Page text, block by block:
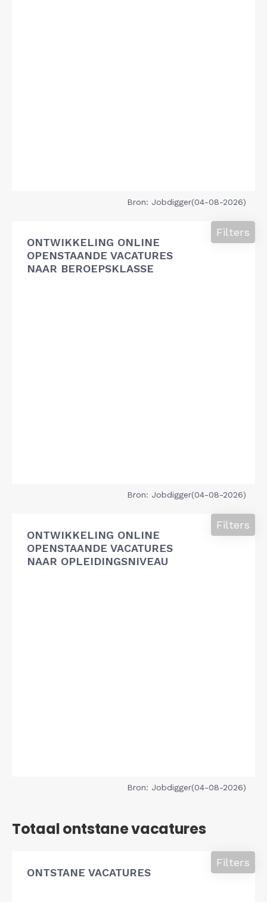
Bron: Jobdigger(04-08-2026)
ONTWIKKELING ONLINE
OPENSTAANDE VACATURES
NAAR BEROEPSKLASSE
Filters
Bron: Jobdigger(04-08-2026)
ONTWIKKELING ONLINE
OPENSTAANDE VACATURES
NAAR OPLEIDINGSNIVEAU
Filters
Bron: Jobdigger(04-08-2026)
Totaal ontstane vacatures
ONTSTANE VACATURES
Filters